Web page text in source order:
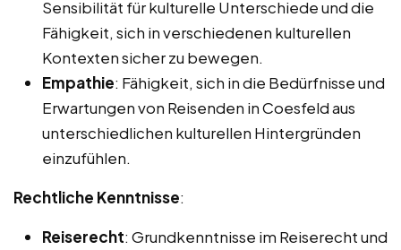
Sensibilität für kulturelle Unterschiede und die
Fähigkeit, sich in verschiedenen kulturellen
Kontexten sicher zu bewegen.
Empathie: Fähigkeit, sich in die Bedürfnisse und
Erwartungen von Reisenden in Coesfeld aus
unterschiedlichen kulturellen Hintergründen
einzufühlen.
Rechtliche Kenntnisse:
Reiserecht: Grundkenntnisse im Reiserecht und